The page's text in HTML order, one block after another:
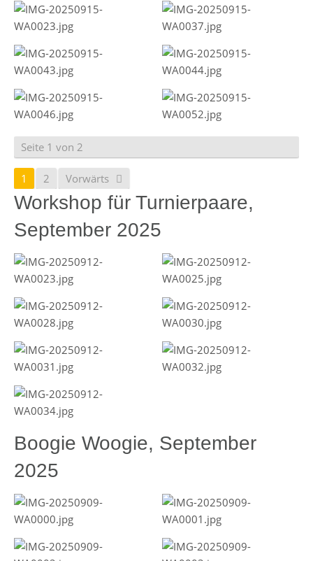
Seite 1 von 2
1 2 Vorwärts
Workshop für Turnierpaare,
September 2025
Boogie Woogie, September
2025